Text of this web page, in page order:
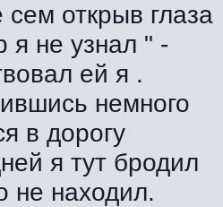
открыв глаза
я не узнал " -
ей я .
немного
в дорогу
я тут бродил
не находил.